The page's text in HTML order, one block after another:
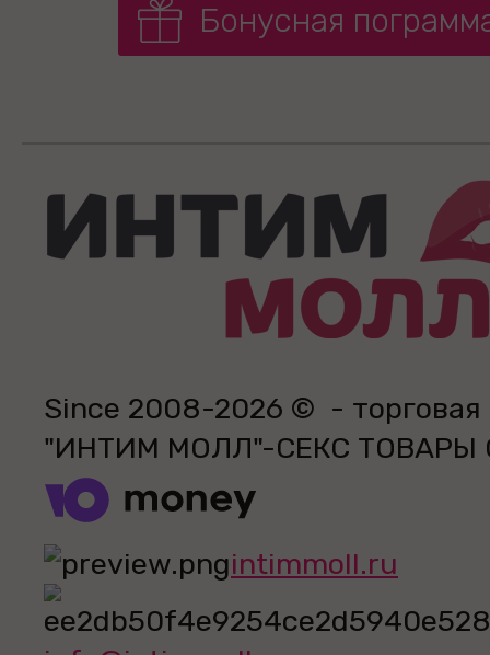
Бонусная
Since 2008-2026 © - торговая
"ИНТИМ МОЛЛ"-СЕКС
intimmoll.ru